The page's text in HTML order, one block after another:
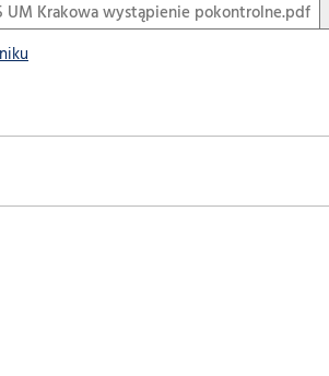
UM Krakowa wystąpienie pokontrolne.pdf